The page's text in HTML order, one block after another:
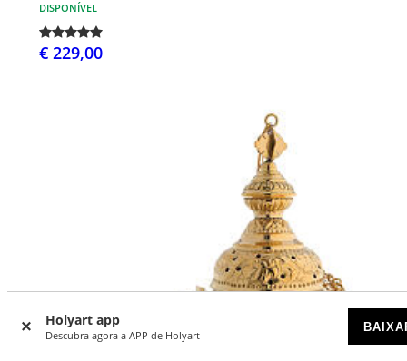
Holyart app
Descubra agora a APP de Holyart
DISPONÍVEL
€ 229,00